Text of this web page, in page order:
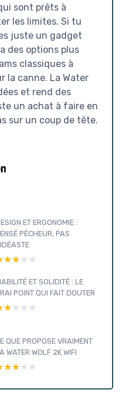
sont prêts à
les limites. Si tu
juste un gadget
des options plus
classiques à
la canne. La Water
et rend des
un achat à faire en
sur un coup de tête.
ET ERGONOMIE :
PÊCHEUR, PAS
ET SOLIDITÉ : LE
POINT QUI FAIT DOUTER
QUE PROPOSE VRAIMENT
WATER WOLF 2K WIFI